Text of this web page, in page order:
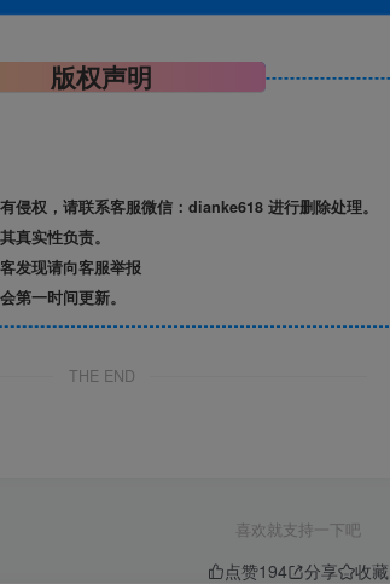
版权声明
权，请联系客服微信：dianke618 进行删除处理。
真实性负责。
发现请向客服举报
第一时间更新。
THE END
喜欢就支持一下吧
点赞194 分享
收藏